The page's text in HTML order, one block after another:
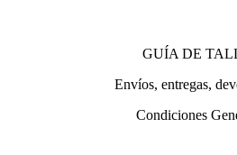
GUÍA DE
Envíos, entregas,
Condiciones